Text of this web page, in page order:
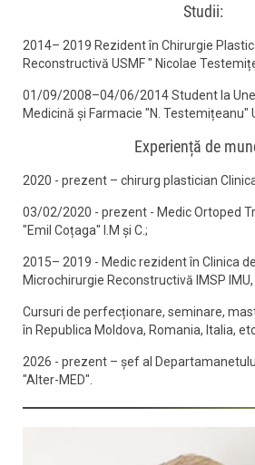
Studii:
2014– 2019 Rezident în Chirurgie
Reconstructivă USMF " Nicolae
01/09/2008–04/06/2014 Student la
Medicină și Farmacie "N. Testemițeanu"
Experiență de
2020 - prezent – chirurg plastician
03/02/2020 - prezent - Medic Ortoped
"Emil Coțaga" I.M și C.;
2015– 2019 - Medic rezident în Clinica
Microchirurgie Reconstructivă IMSP IMU,
Cursuri de perfecționare, seminare,
în Republica Moldova, Romania, Italia,
2026 - prezent – șef al
"Alter-MED".